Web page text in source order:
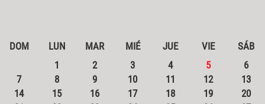
DOM LUN MAR MIÉ JUE VIE
SÁB
1
2 3 4 5
6
7
8 9 10 11 12
13
14
15 16 17 18 19
20